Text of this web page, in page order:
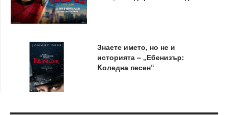
Знаете името, но не и
историята – „Ебенизър:
Kоледна песен“